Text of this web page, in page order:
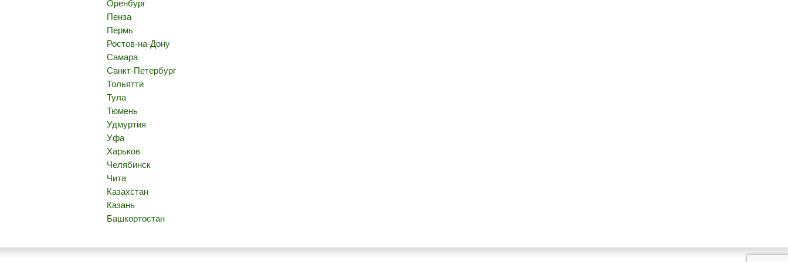
Оренбург
Пенза
Пермь
Ростов-на-Дону
Самара
Санкт-Петербург
Тольятти
Тула
Тюмень
Удмуртия
Уфа
Харьков
Челябинск
Чита
Казахстан
Казань
Башкортостан